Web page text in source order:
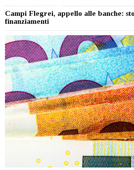
Campi Flegrei, appello alle banche:
finanziamenti